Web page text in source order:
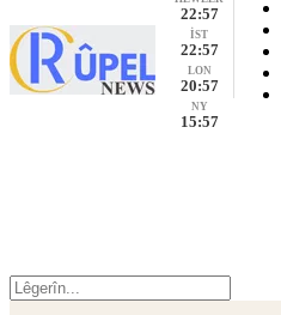
22:57
İST
22:57
LON
20:57
NY
15:57